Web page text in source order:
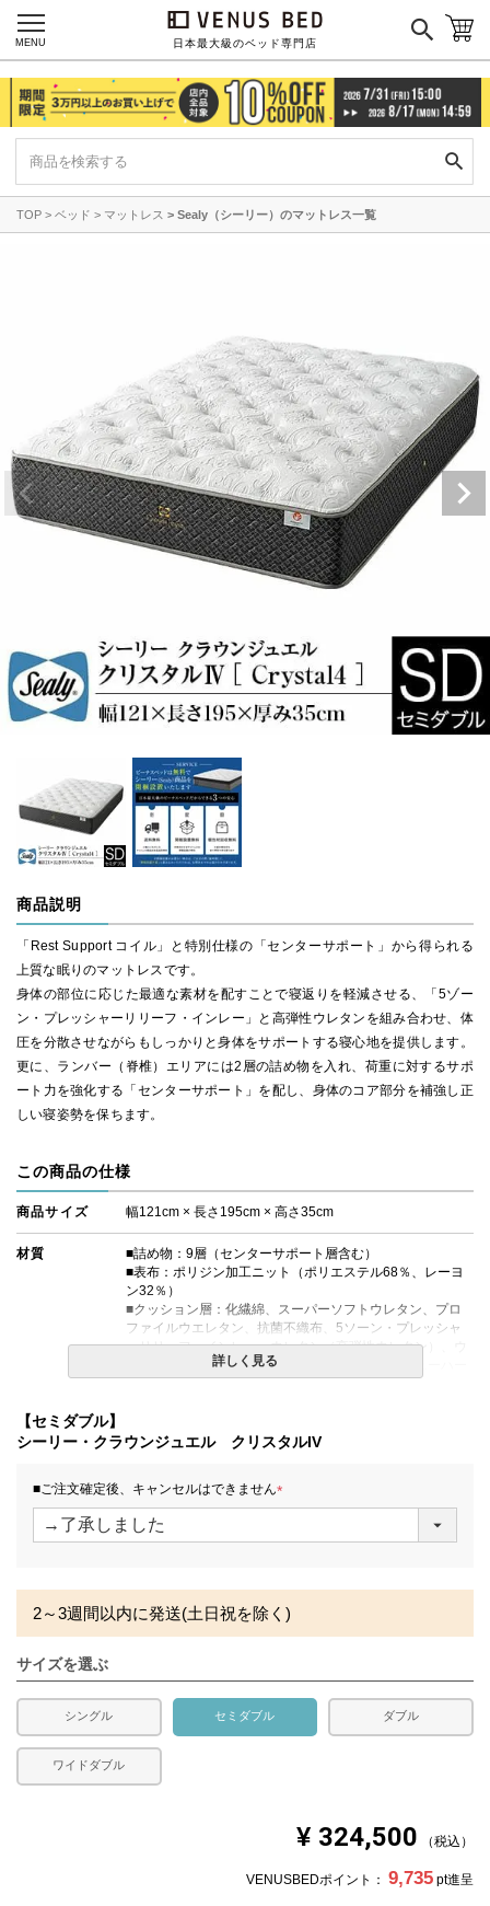
日本最大級のベッド専門店
MENU
TOP ベッド マットレス Sealy（シーリー）のマットレス一覧
商品説明
「Rest Support コイル」と特別仕様の「センターサポート」から得られる
上質な眠りのマットレスです。
身体の部位に応じた最適な素材を配すことで寝返りを軽減させる、「5ゾー
ン・プレッシャーリリーフ・インレー」と高弾性ウレタンを組み合わせ、体
圧を分散させながらもしっかりと身体をサポートする寝心地を提供します。
更に、ランバー（脊椎）エリアには2層の詰め物を入れ、荷重に対するサポ
ート力を強化する「センターサポート」を配し、身体のコア部分を補強し正
しい寝姿勢を保ちます。
この商品の仕様
商品サイズ 幅121cm × 長さ195cm × 高さ35cm
材質
■詰め物：9層（センターサポート層含む）
■表布：ポリジン加工ニット（ポリエステル68％、レーヨ
ン32％）
■クッション層：化繊綿、スーパーソフトウレタン、プロ
ファイルウエレタン、抗菌不織布、5ソーン・プレッシャ
ーリリーフ・インレー、ウレタン（高弾性ウレタン）、ウ
レタン＋硬質フェルト（センターサポート）、ニューハー
ドフェルト
コイルの種類 Rest Support(レストサポート)コイル（交互配列）
コイルの線径 2.1mm・7.5巻
コイル数 512
備考
・価格はマットレス単体購入の金額です。
場合があります。
※できる限り実際の色を再現するよう心がけております
が、閲覧環境により誤差がでる場合がございますのでご了
承ください。
詳しく見る
【セミダブル】
シーリー・クラウンジュエル クリスタルIV
■ご注文確定後、キャンセルはできません
(
2～3週間以内に発送(土日祝を除く)
サイズを選ぶ
シングル セミダブル ダブル
ワイドダブル
¥ 324,500 税込
VENUSBEDポイント： 9,735 pt進呈